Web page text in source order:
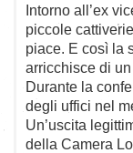
Intorno all’ex
piccole
piace. E così la
arricchisce di
Durante la
degli uffici nel
Un’uscita
della Camera